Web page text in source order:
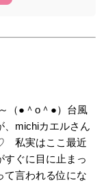
（●＾o＾●）台風
、michiカエルさん
私実はここ最近
すぐに目に止まっ
て言われる位にな